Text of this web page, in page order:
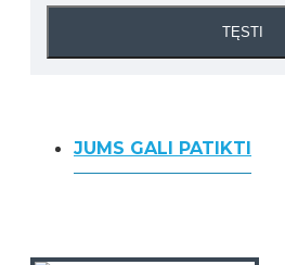
TĘSTI
JUMS GALI PATIKTI